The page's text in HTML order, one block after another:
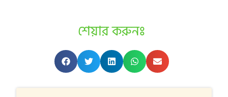
শেয়ার করুনঃ